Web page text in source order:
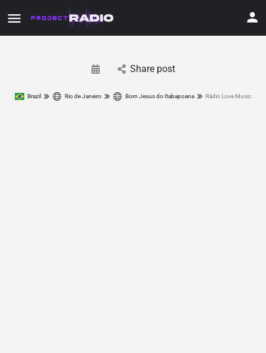
Share post
Brazil Rio de Janeiro Bom Jesus do Itabapoana Rádio Love Music